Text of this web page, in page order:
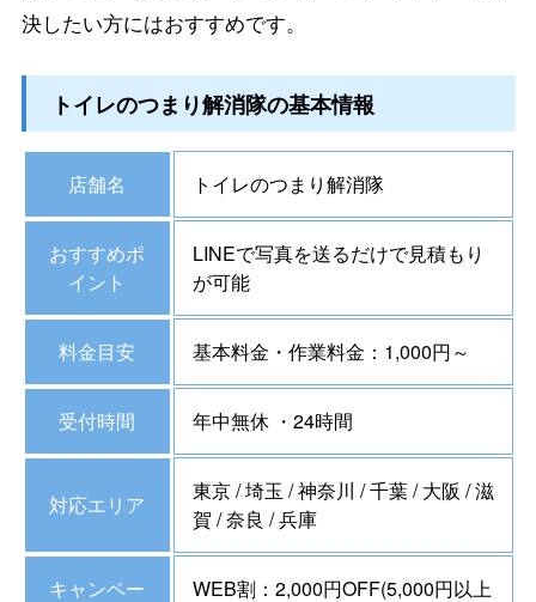
決したい方にはおすすめです。
トイレのつまり解消隊の基本情報
店舗名 トイレのつまり解消隊
おすすめポ
イント
LINEで写真を送るだけで見積もり
が可能
料金目安 基本料金・作業料金：1,000円～
受付時間 年中無休 ・24時間
対応エリア
東京 / 埼玉 / 神奈川 / 千葉 / 大阪 / 滋
賀 / 奈良 / 兵庫
キャンペー
WEB割：2,000円OFF(5,000円以上